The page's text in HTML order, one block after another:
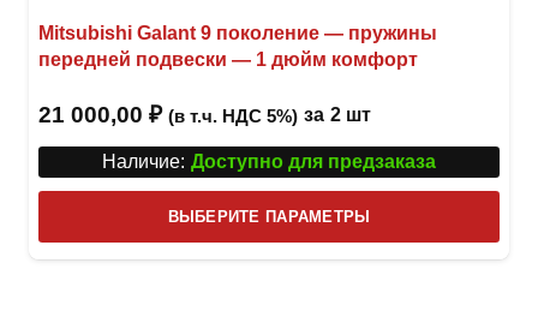
Mitsubishi Galant 9 поколение — пружины
передней подвески — 1 дюйм комфорт
21 000,00 ₽ (в т.ч. НДС 5%) за 2 шт
Наличие: Доступно для предзаказа
ВЫБЕРИТЕ ПАРАМЕТРЫ
товар